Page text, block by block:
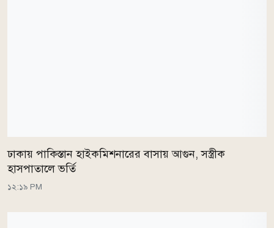
ঢাকায় পাকিস্তান হাইকমিশনারের বাসায় আগুন, সস্ত্রীক
হাসপাতালে ভর্তি
১২:১৯ PM